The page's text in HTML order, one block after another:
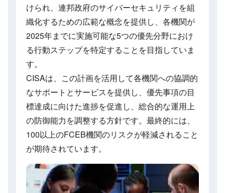
けられ、連邦政府のサイバーセキュリティを組
織化するための広範な概念を提供し、各機関が
2025年までに実施可能な5つの優先分野におけ
る行動ステップを特定することを目指していま
す。
CISAは、この計画を活用して各機関への協調的
なサポートとサービスを提供し、優先事項の目
標達成に向けた進捗を促進し、総合的な運用上
の防御能力を調整する方針です。最終的には、
100以上のFCEB機関のリスクが軽減されること
が期待されています。